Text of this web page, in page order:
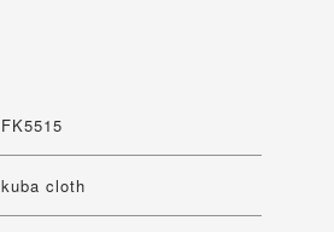
FK5515
kuba cloth